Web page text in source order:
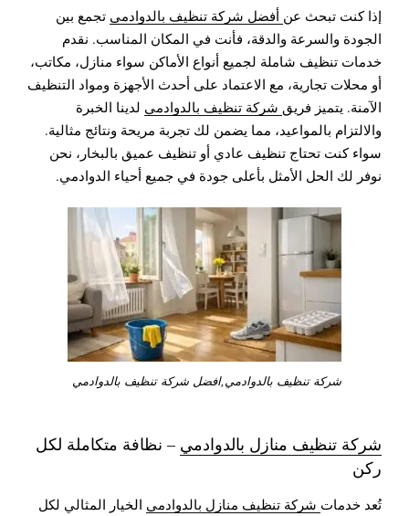
إذا كنت تبحث عن أفضل شركة تنظيف بالدوادمي تجمع بين
الجودة والسرعة والدقة، فأنت في المكان المناسب. نقدم
خدمات تنظيف شاملة لجميع أنواع الأماكن سواء منازل، مكاتب،
أو محلات تجارية، مع الاعتماد على أحدث الأجهزة ومواد التنظيف
الآمنة. يتميز فريق شركة تنظيف بالدوادمي لدينا الخبرة
والالتزام بالمواعيد، مما يضمن لك تجربة مريحة ونتائج مثالية.
سواء كنت تحتاج تنظيف عادي أو تنظيف عميق بالبخار، نحن
نوفر لك الحل الأمثل بأعلى جودة في جميع أحياء الدوادمي.
شركة تنظيف بالدوادمي,افضل شركة تنظيف بالدوادمي
شركة تنظيف منازل بالدوادمي – نظافة متكاملة لكل
ركن
تُعد خدمات شركة تنظيف منازل بالدوادمي الخيار المثالي لكل